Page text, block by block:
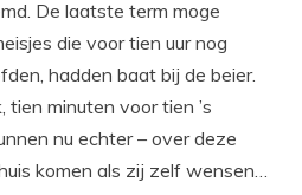
De laatste term moge
die voor tien uur nog
hadden baat bij de beier.
tien minuten voor tien ’s
nu echter – over deze
komen als zij zelf wensen…